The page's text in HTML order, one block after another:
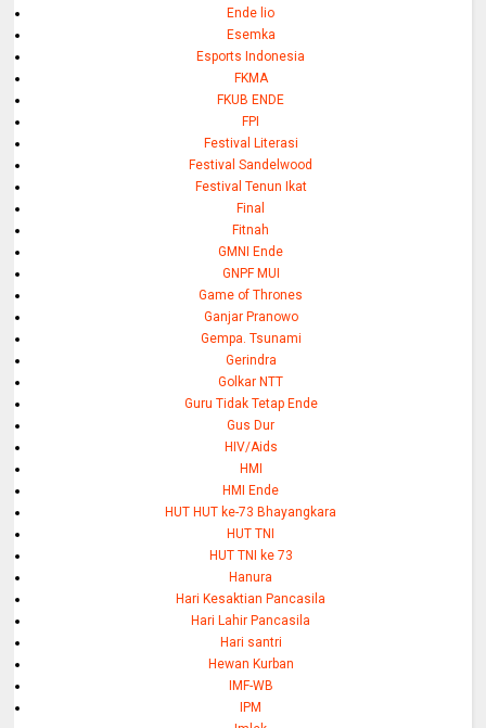
Ende lio
Esemka
Esports Indonesia
FKMA
FKUB ENDE
FPI
Festival Literasi
Festival Sandelwood
Festival Tenun Ikat
Final
Fitnah
GMNI Ende
GNPF MUI
Game of Thrones
Ganjar Pranowo
Gempa. Tsunami
Gerindra
Golkar NTT
Guru Tidak Tetap Ende
Gus Dur
HIV/Aids
HMI
HMI Ende
HUT HUT ke-73 Bhayangkara
HUT TNI
HUT TNI ke 73
Hanura
Hari Kesaktian Pancasila
Hari Lahir Pancasila
Hari santri
Hewan Kurban
IMF-WB
IPM